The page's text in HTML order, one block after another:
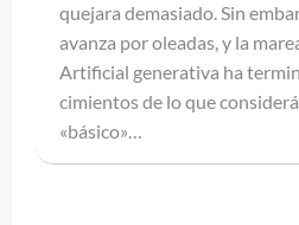
quejara demasiado. Sin
avanza por oleadas, y la
Artificial generativa ha
cimientos de lo que
«básico»…